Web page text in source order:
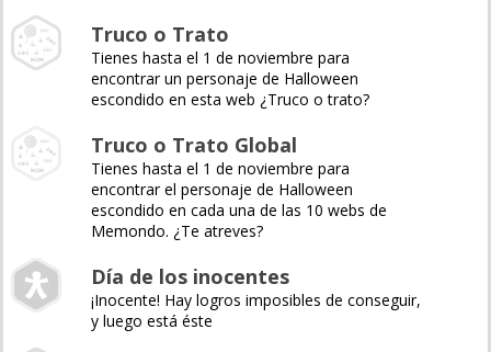
Truco o Trato
Tienes hasta el 1 de noviembre para
encontrar un personaje de Halloween
escondido en esta web ¿Truco o trato?
Truco o Trato Global
Tienes hasta el 1 de noviembre para
encontrar el personaje de Halloween
escondido en cada una de las 10 webs de
Memondo. ¿Te atreves?
Día de los inocentes
¡Inocente! Hay logros imposibles de conseguir,
y luego está éste